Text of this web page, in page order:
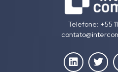
Telefone: +55